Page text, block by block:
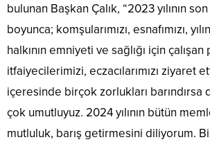
bulunan Başkan Çalık, “2023 yılının
boyunca; komşularımızı, esnafımızı,
halkının emniyeti ve sağlığı için
itfaiyecilerimizi, eczacılarımızı ziyaret
içeresinde birçok zorlukları barındırsa
çok umutluyuz. 2024 yılının bütün
mutluluk, barış getirmesini diliyorum.